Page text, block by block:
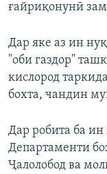
ғайриқонунӣ
Дар яке аз ин
"оби газдор"
кислород
бохта, чандин
Дар робита ба ин
Департаменти
Ҷалолобод ва